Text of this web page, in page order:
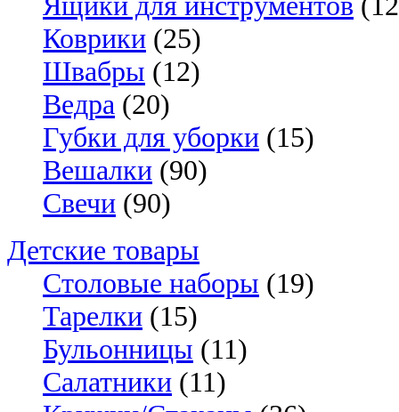
Коврики (25)
Швабры (12)
Ведра (20)
Губки для уборки (15)
Вешалки (90)
Свечи (90)
Детские товары
Столовые наборы (19)
Тарелки (15)
Бульонницы (11)
Салатники (11)